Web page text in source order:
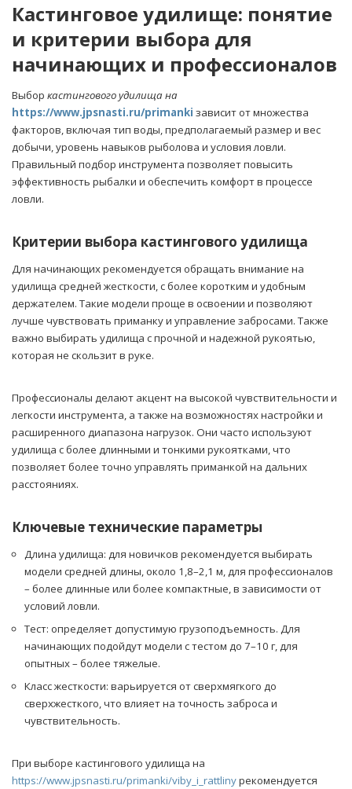
Кастинговое удилище: понятие
и критерии выбора для
начинающих и профессионалов
Выбор кастингового удилища на
https://www.jpsnasti.ru/primanki зависит от множества
факторов, включая тип воды, предполагаемый размер и вес
добычи, уровень навыков рыболова и условия ловли.
Правильный подбор инструмента позволяет повысить
эффективность рыбалки и обеспечить комфорт в процессе
ловли.
Критерии выбора кастингового удилища
Для начинающих рекомендуется обращать внимание на
удилища средней жесткости, с более коротким и удобным
держателем. Такие модели проще в освоении и позволяют
лучше чувствовать приманку и управление забросами. Также
важно выбирать удилища с прочной и надежной рукоятью,
которая не скользит в руке.
Профессионалы делают акцент на высокой чувствительности и
легкости инструмента, а также на возможностях настройки и
расширенного диапазона нагрузок. Они часто используют
удилища с более длинными и тонкими рукоятками, что
позволяет более точно управлять приманкой на дальних
расстояниях.
Ключевые технические параметры
Длина удилища: для новичков рекомендуется выбирать
модели средней длины, около 1,8–2,1 м, для профессионалов
– более длинные или более компактные, в зависимости от
условий ловли.
Тест: определяет допустимую грузоподъемность. Для
начинающих подойдут модели с тестом до 7–10 г, для
опытных – более тяжелые.
Класс жесткости: варьируется от сверхмягкого до
сверхжесткого, что влияет на точность заброса и
чувствительность.
При выборе кастингового удилища на
https://www.jpsnasti.ru/primanki/viby_i_rattlinyрекомендуется